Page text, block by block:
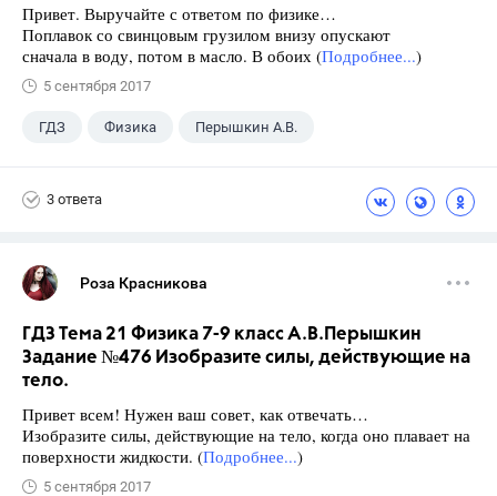
Привет. Выручайте с ответом по физике…
Поплавок со свинцовым грузилом внизу опускают
сначала в воду, потом в масло. В обоих (Подробнее...)
5 сентября 2017
ГДЗ Физика Перышкин А.В.
3 ответа
Роза Красникова
ГДЗ Тема 21 Физика 7-9 класс А.В.Перышкин
Задание №476 Изобразите силы, действующие на
тело.
Привет всем! Нужен ваш совет, как отвечать…
Изобразите силы, действующие на тело, когда оно плавает на
поверхности жидкости. (Подробнее...)
5 сентября 2017